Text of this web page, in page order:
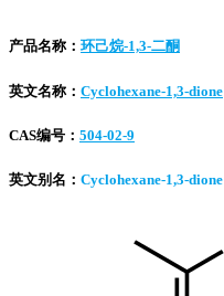
产品名称： 环己烷-1,3-二酮
英文名称： Cyclohexane-1,3-dione
CAS编号： 504-02-9
英文别名： Cyclohexane-1,3-dione